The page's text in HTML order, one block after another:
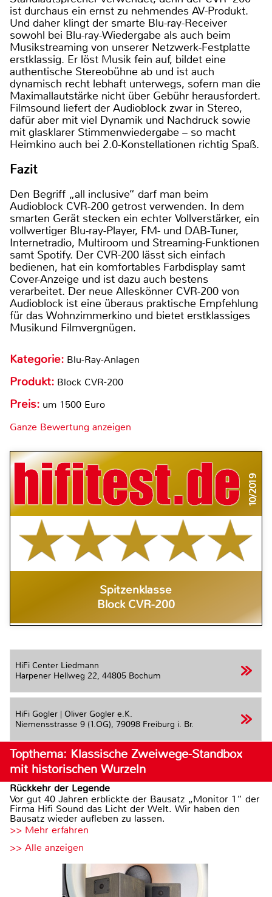
ist durchaus ein ernst zu nehmendes AV-Produkt.
Und daher klingt der smarte Blu-ray-Receiver
sowohl bei Blu-ray-Wiedergabe als auch beim
Musikstreaming von unserer Netzwerk-Festplatte
erstklassig. Er löst Musik fein auf, bildet eine
authentische Stereobühne ab und ist auch
dynamisch recht lebhaft unterwegs, sofern man die
Maximallautstärke nicht über Gebühr herausfordert.
Filmsound liefert der Audioblock zwar in Stereo,
dafür aber mit viel Dynamik und Nachdruck sowie
mit glasklarer Stimmenwiedergabe – so macht
Heimkino auch bei 2.0-Konstellationen richtig Spaß.
Fazit
Den Begriff „all inclusive“ darf man beim
Audioblock CVR-200 getrost verwenden. In dem
smarten Gerät stecken ein echter Vollverstärker, ein
vollwertiger Blu-ray-Player, FM- und DAB-Tuner,
Internetradio, Multiroom und Streaming-Funktionen
samt Spotify. Der CVR-200 lässt sich einfach
bedienen, hat ein komfortables Farbdisplay samt
Cover-Anzeige und ist dazu auch bestens
verarbeitet. Der neue Alleskönner CVR-200 von
Audioblock ist eine überaus praktische Empfehlung
für das Wohnzimmerkino und bietet erstklassiges
Musikund Filmvergnügen.
Kategorie: Blu-Ray-Anlagen
Produkt: Block CVR-200
Preis: um 1500 Euro
Ganze Bewertung anzeigen
10/2019
Spitzenklasse
Block CVR-200
HiFi Center Liedmann
Harpener Hellweg 22, 44805 Bochum
HiFi Gogler | Oliver Gogler e.K.
Niemensstrasse 9 (1.OG), 79098 Freiburg i. Br.
Topthema: Klassische Zweiwege-Standbox
mit historischen Wurzeln
Rückkehr der Legende
Vor gut 40 Jahren erblickte der Bausatz „Monitor 1“ der
Firma Hifi Sound das Licht der Welt. Wir haben den
Bausatz wieder aufleben zu lassen.
>> Mehr erfahren
>> Alle anzeigen